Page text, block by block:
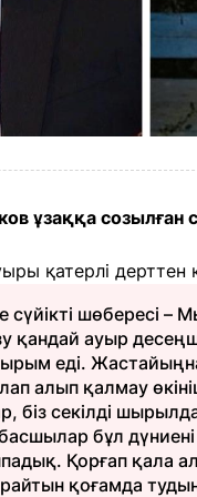
ұзаққа созылған
қатерлі дерттен
шөбересі –
қандай ауыр
еді.
алып қалмау
біз секілді
бұл
Қорғап қала
қоғамда